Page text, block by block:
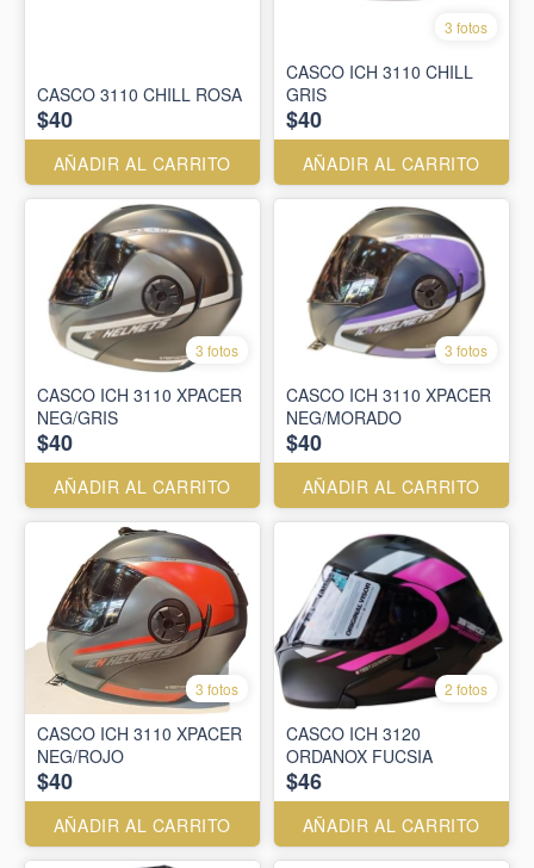
CASCO 3110 CHILL ROSA
$40
AÑADIR AL CARRITO
3 fotos
CASCO ICH 3110 CHILL
GRIS
$40
AÑADIR AL CARRITO
3 fotos
CASCO ICH 3110 XPACER
NEG/GRIS
$40
AÑADIR AL CARRITO
3 fotos
CASCO ICH 3110 XPACER
NEG/MORADO
$40
AÑADIR AL CARRITO
3 fotos
CASCO ICH 3110 XPACER
NEG/ROJO
$40
AÑADIR AL CARRITO
2 fotos
CASCO ICH 3120
ORDANOX FUCSIA
$46
AÑADIR AL CARRITO